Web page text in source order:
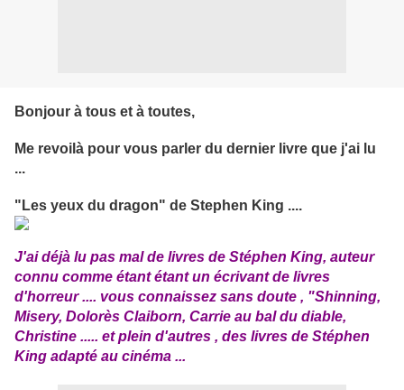
Bonjour à tous et à toutes,
Me revoilà pour vous parler du dernier livre que j'ai lu
...
"Les yeux du dragon" de Stephen King ....
J'ai déjà lu pas mal de livres de Stéphen King, auteur
connu comme étant étant un écrivant de livres
d'horreur .... vous connaissez sans doute , "Shinning,
Misery, Dolorès Claiborn, Carrie au bal du diable,
Christine ..... et plein d'autres , des livres de Stéphen
King adapté au cinéma ...